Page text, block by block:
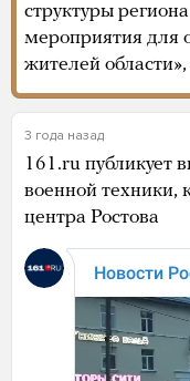
структуры
мероприятия для
жителей
3 года назад
161.ru публикует
военной техники,
центра Ростова